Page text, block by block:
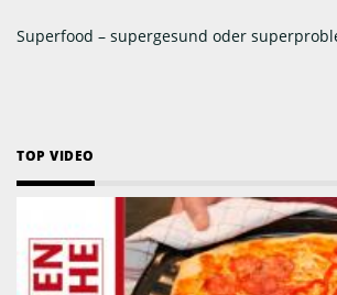
Superfood – supergesund oder
TOP VIDEO